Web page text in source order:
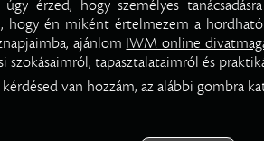
érzed, hogy személyes
hogy én miként értelmezem a
ajánlom IWM online
szokásaimról, tapasztalataimról és
van hozzám, az alábbi gombra